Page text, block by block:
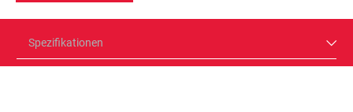
Spezifikationen